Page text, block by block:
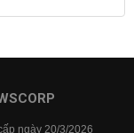
ngày 20/3/2026